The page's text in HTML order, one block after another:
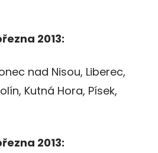
2013:
nad Nisou, Liberec,
Kutná Hora, Písek,
2013: